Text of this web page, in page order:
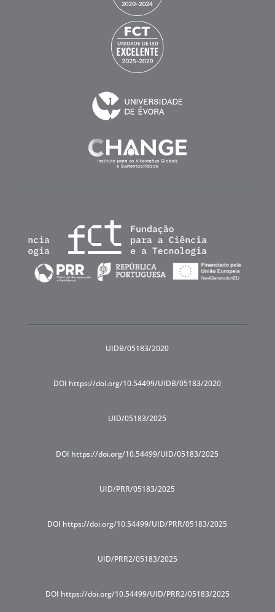
UIDB/05183/2020
DOI https://doi.org/10.54499/UIDB/05183/2020
UID/05183/2025
DOI https://doi.org/10.54499/UID/05183/2025
UID/PRR/05183/2025
DOI https://doi.org/10.54499/UID/PRR/05183/2025
UID/PRR2/05183/2025
DOI https://doi.org/10.54499/UID/PRR2/05183/2025